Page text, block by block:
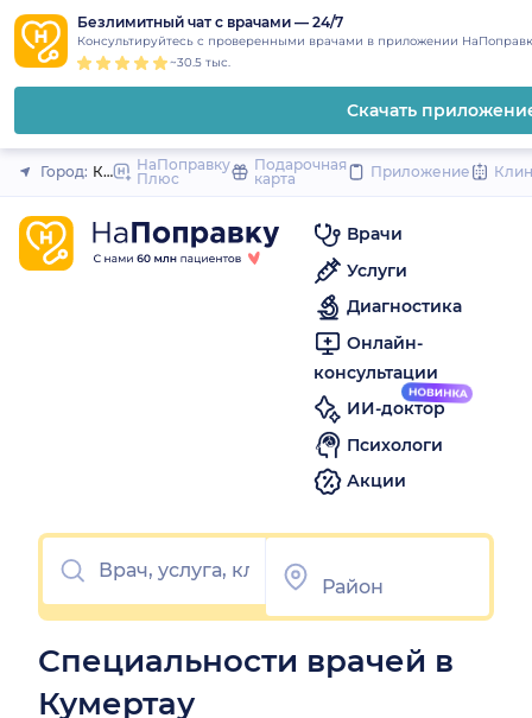
content
Безлимитный чат с врачами — 24/7
Консультируйтесь с проверенными врачами в приложении
~30.5 тыс.
Скачать
Закрыть
Город: КумертауНаПоправку
Плюс
Подарочная
карта
Приложение
Врачи
Услуги
Диагностика
Онлайн-
консультации
ИИ-доктор
Психологи
Акции
Специальности врачей в
Кумертау